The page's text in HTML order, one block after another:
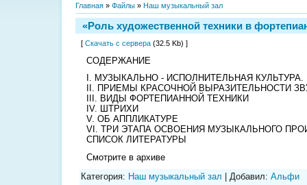
Главная » Файлы » Наш музыкальный зал
«Роль художественной техники в
[ Скачать с сервера (32.5 Kb) ]
СОДЕРЖАНИЕ
I. МУЗЫКАЛЬНО - ИСПОЛНИТЕЛЬНАЯ КУЛЬТУРА.
II. ПРИЕМЫ КРАСОЧНОЙ ВЫРАЗИТЕЛЬНОСТИ
III. ВИДЫ ФОРТЕПИАННОЙ ТЕХНИКИ
IV. ШТРИХИ
V. ОБ АППЛИКАТУРЕ
VI. ТРИ ЭТАПА ОСВОЕНИЯ МУЗЫКАЛЬНОГО
СПИСОК ЛИТЕРАТУРЫ
Смотрите в архиве
Категория: Наш музыкальный зал Добавил: Альфи